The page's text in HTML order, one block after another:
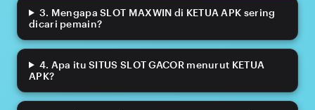
3. Mengapa SLOT MAXWIN di KETUA APK sering
dicari pemain?
4. Apa itu SITUS SLOT GACOR menurut KETUA
APK?